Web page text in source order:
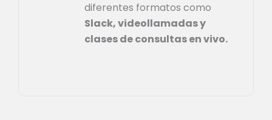
diferentes formatos como
Slack, videollamadas y
clases de consultas en vivo.